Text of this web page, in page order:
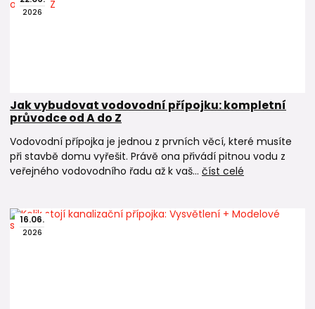
2026
Jak vybudovat vodovodní přípojku: kompletní
průvodce od A do Z
Vodovodní přípojka je jednou z prvních věcí, které musíte
při stavbě domu vyřešit. Právě ona přivádí pitnou vodu z
veřejného vodovodního řadu až k vaš... číst celé
16.06.
2026